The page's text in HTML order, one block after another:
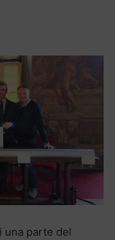
una parte del